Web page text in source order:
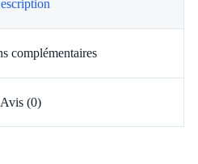
complémentaires
Avis (0)